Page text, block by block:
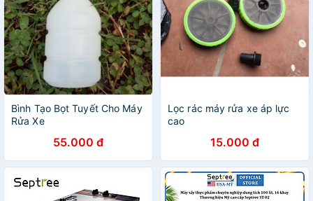
Bình Tạo Bọt Tuyết Cho Máy
Rửa Xe
55.000 đ
Lọc rác máy rửa xe áp lực
cao
15.000 đ